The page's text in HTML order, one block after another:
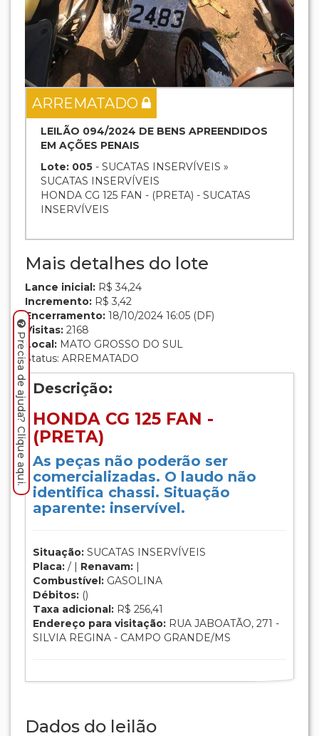
ARREMATADO
LEILÃO 094/2024 DE BENS APREENDIDOS
EM AÇÕES PENAIS
Lote: 005 - SUCATAS INSERVÍVEIS »
SUCATAS INSERVÍVEIS
HONDA CG 125 FAN - (PRETA) - SUCATAS
INSERVÍVEIS
Mais detalhes do lote
Lance inicial: R$ 34,24
Incremento: R$ 3,42
Encerramento: 18/10/2024 16:05 (DF)
Visitas: 2168
Local: MATO GROSSO DO SUL
Status: ARREMATADO
Descrição:
HONDA CG 125 FAN -
(PRETA)
As peças não poderão ser
comercializadas. O laudo não
identifica chassi. Situação
aparente: inservível.
Situação: SUCATAS INSERVÍVEIS
Placa: / | Renavam:
Combustível: GASOLINA
Débitos: ()
Taxa adicional: R$ 256,41
Endereço para visitação: RUA JABOATÃO, 271 -
SILVIA REGINA - CAMPO GRANDE/MS
Dados do leilão
Precisa de ajuda? Clique aqui.